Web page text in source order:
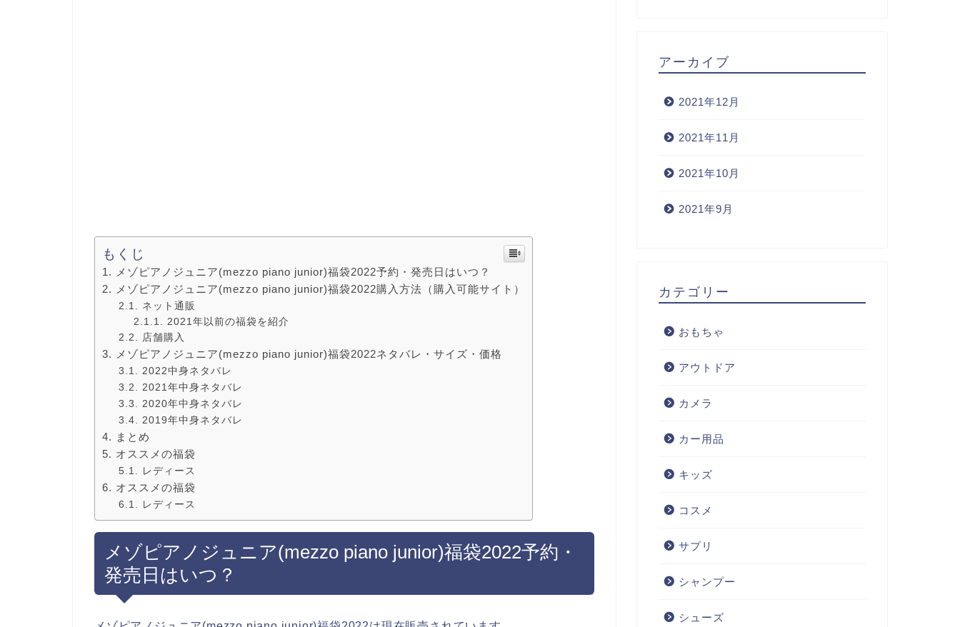
もくじ
メゾピアノジュニア(mezzo piano junior)福袋2022予約・発売日はいつ？
メゾピアノジュニア(mezzo piano junior)福袋2022購入方法（購入可能サイト）
ネット通販
2021年以前の福袋を紹介
店舗購入
メゾピアノジュニア(mezzo piano junior)福袋2022ネタバレ・サイズ・価格
2022中身ネタバレ
2021年中身ネタバレ
2020年中身ネタバレ
2019年中身ネタバレ
まとめ
オススメの福袋
レディース
オススメの福袋
レディース
メゾピアノジュニア(mezzo piano junior)福袋2022予約・
発売日はいつ？
アーカイブ
2021年12月
2021年11月
2021年10月
2021年9月
カテゴリー
おもちゃ
アウトドア
カメラ
カー用品
キッズ
コスメ
サプリ
シャンプー
シューズ